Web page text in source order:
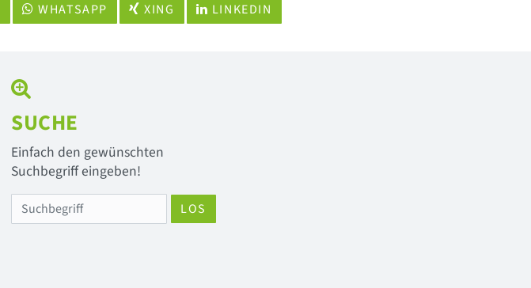
WHATSAPP XING LINKEDIN
SUCHE
Einfach den gewünschten
Suchbegriff eingeben!
LOS